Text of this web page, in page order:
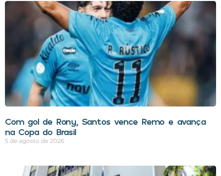
Com gol de Rony, Santos vence Remo e avança
na Copa do Brasil
5 de agosto de 2026